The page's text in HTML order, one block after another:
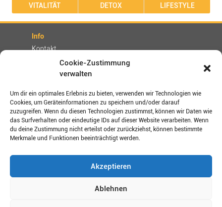
Cookie-Zustimmung
verwalten
Um dir ein optimales Erlebnis zu bieten, verwenden wir Technologien wie
Cookies, um Geräteinformationen zu speichern und/oder darauf
zuzugreifen. Wenn du diesen Technologien zustimmst, können wir Daten wie
das Surfverhalten oder eindeutige IDs auf dieser Website verarbeiten. Wenn
du deine Zustimmung nicht erteilst oder zurückziehst, können bestimmte
Merkmale und Funktionen beeinträchtigt werden.
Akzeptieren
Ablehnen
VITALITÄT DETOX LIFESTYLE
Info
Kontakt
Rechtliches
Impressum
AGBs
Datenschutz / Disclaimer
Versand- und Zahlungsbedingungen